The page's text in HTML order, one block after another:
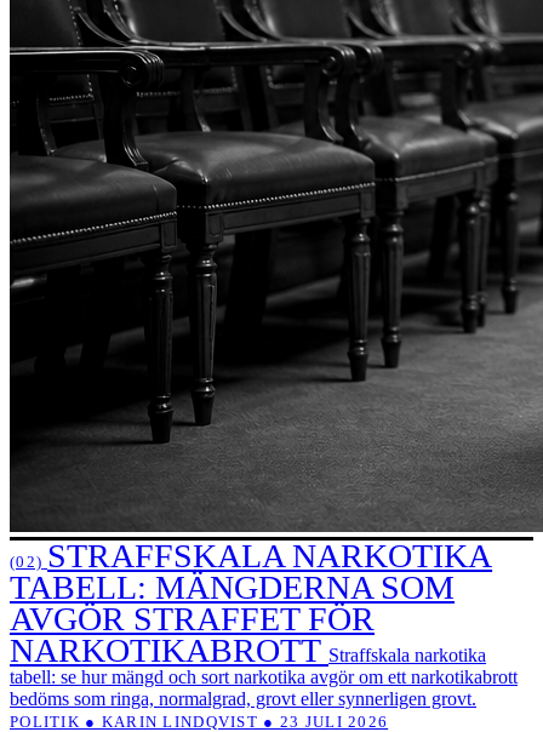
(02) STRAFFSKALA NARKOTIKA
TABELL: MÄNGDERNA SOM
AVGÖR STRAFFET FÖR
NARKOTIKABROTT Straffskala narkotika
tabell: se hur mängd och sort narkotika avgör om ett narkotikabrott
bedöms som ringa, normalgrad, grovt eller synnerligen grovt.
POLITIK ● KARIN LINDQVIST ● 23 JULI 2026